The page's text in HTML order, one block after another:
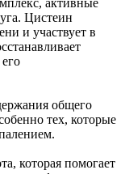
Цистеин
и участвует в
общего
тех, которые
которая помогает